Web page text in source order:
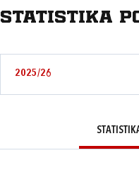
Statistika
2025/26